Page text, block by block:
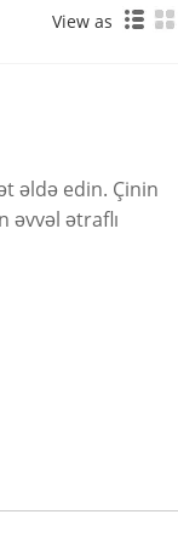
View as
əldə edin. Çinin
əvvəl ətraflı